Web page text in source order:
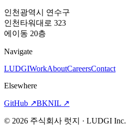
인천광역시 연수구
인천타워대로 323
에이동 20층
Navigate
LUDGIWorkAboutCareersContact
Elsewhere
GitHub ↗BKNIL ↗
© 2026 주식회사 럿지 · LUDGI Inc.